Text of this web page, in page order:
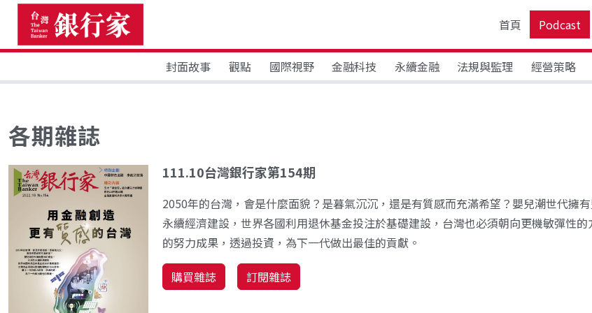
首頁 Podcast
封面故事 觀點 國際視野 金融科技 永續金融 法規與監理 經營策略
各期雜誌
111.10台灣銀行家第154期
2050年的台灣，會是什麼面貌？是暮氣沉沉，還是有質感而充滿希望？嬰兒潮世代擁
永續經濟建設，世界各國利用退休基金投注於基礎建設，台灣也必須朝向更機敏彈性
的努力成果，透過投資，為下一代做出最佳的貢獻。
購買雜誌 訂閱雜誌